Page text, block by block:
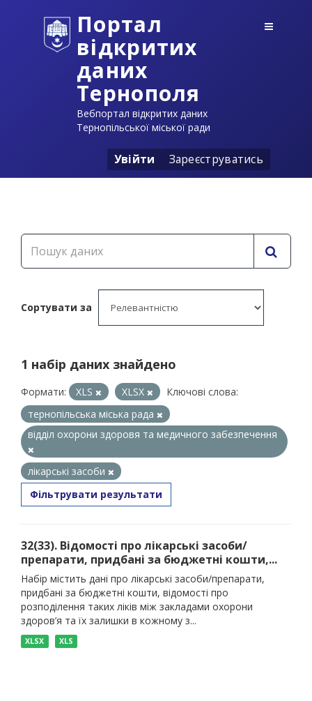
Портал
відкритих
даних
Тернополя
Вебпортал відкритих даних
Тернопільської міської ради
Увійти Зареєструватись
Сортувати за
1 набір даних знайдено
Формати: XLS XLSX
Ключові слова:
тернопільська міська рада
відділ охорони здоровя та медичного забезпечення
лікарські засоби
Фільтрувати результати
32(33). Відомості про лікарські засоби/
препарати, придбані за бюджетні кошти,...
Набір містить дані про лікарські засоби/препарати,
придбані за бюджетні кошти, відомості про
розподілення таких ліків між закладами охорони
здоров’я та їх залишки в кожному з...
XLSX XLS